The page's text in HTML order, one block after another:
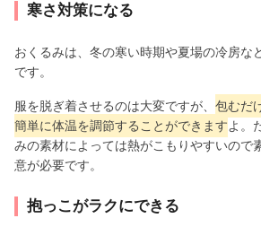
寒さ対策になる
おくるみは、冬の寒い時期や夏場の冷房な
です。
服を脱ぎ着させるのは大変ですが、 包むだ
簡単に体温を調節することができますよ。
みの素材によっては熱がこもりやすいので
意が必要です。
抱っこがラクにできる